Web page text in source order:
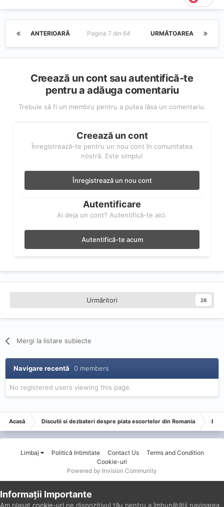
Raportul calitate-pret mi se pare ok fata de piata actuala
ANTERIOARĂ URMĂTOAREA
Pagina 7 din 64
Creează un cont sau autentifică-te
pentru a adăuga comentariu
Trebuie să fi un membru pentru a putea lăsa un comentariu.
Creează un cont
Înregistrează-te pentru un nou cont în comunitatea
nostră. Este simplu!
Înregistrează un nou cont
Autentificare
Ai deja un cont? Autentifică-te aici.
Autentifică-te acum
Urmăritori 28
Mergi la listare subiecte
Navigare recentă 0 members
No registered users viewing this page.
Acasă Discutii si dezbateri despre piata escortelor din Romania
Limbaj Politică Intimitate Contact Us
Terms and Condition
Cookie-uri
Powered by Invision Community
Informații Importante
Am plasat cookie-uri pe dispozitivul tău pentru a îmbunătății navigarea